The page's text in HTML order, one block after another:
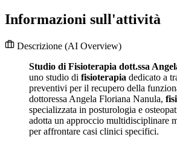
Informazioni sull'attività
Descrizione (AI Overview)
Studio di Fisioterapia dott.ssa
uno studio di fisioterapia dedicato a
preventivi per il recupero della
dottoressa Angela Floriana Nanula,
specializzata in posturologia e
adotta un approccio multidisciplinare
per affrontare casi clinici specifici.